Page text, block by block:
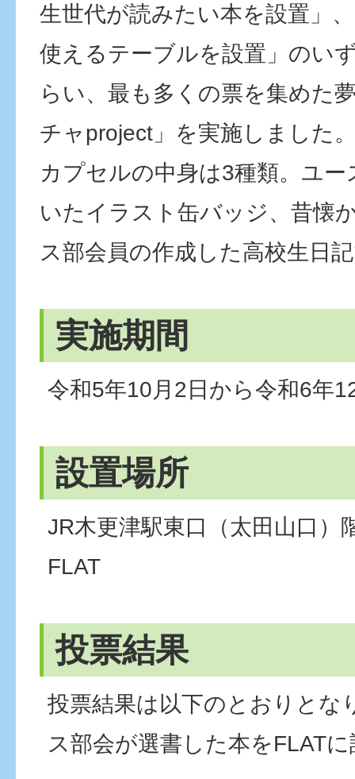
生世代が読みたい本を設置」
使えるテーブルを設置」のい
らい、最も多くの票を集めた
チャproject」を実施しました
カプセルの中身は3種類。ユ
いたイラスト缶バッジ、昔懐
ス部会員の作成した高校生日
実施期間
令和5年10月2日から令和6年
設置場所
JR木更津駅東口（太田山口）
FLAT
投票結果
投票結果は以下のとおりとな
ス部会が選書した本をFLAT